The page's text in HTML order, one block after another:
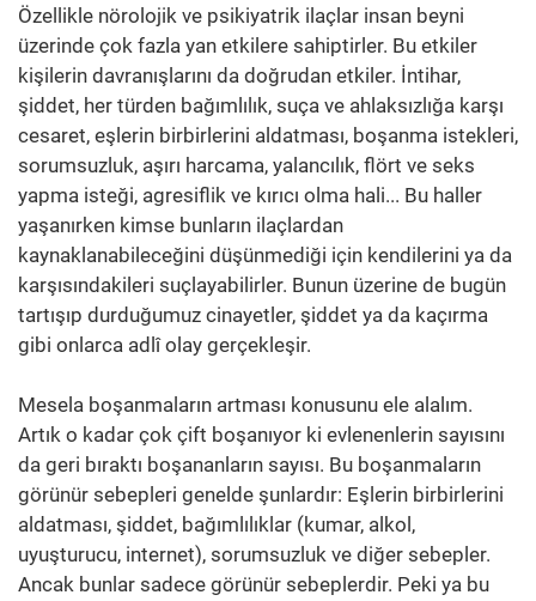
Özellikle nörolojik ve psikiyatrik ilaçlar insan beyni
üzerinde çok fazla yan etkilere sahiptirler. Bu etkiler
kişilerin davranışlarını da doğrudan etkiler. İntihar,
şiddet, her türden bağımlılık, suça ve ahlaksızlığa karşı
cesaret, eşlerin birbirlerini aldatması, boşanma istekleri,
sorumsuzluk, aşırı harcama, yalancılık, flört ve seks
yapma isteği, agresiflik ve kırıcı olma hali... Bu haller
yaşanırken kimse bunların ilaçlardan
kaynaklanabileceğini düşünmediği için kendilerini ya da
karşısındakileri suçlayabilirler. Bunun üzerine de bugün
tartışıp durduğumuz cinayetler, şiddet ya da kaçırma
gibi onlarca adlî olay gerçekleşir.
Mesela boşanmaların artması konusunu ele alalım.
Artık o kadar çok çift boşanıyor ki evlenenlerin sayısını
da geri bıraktı boşananların sayısı. Bu boşanmaların
görünür sebepleri genelde şunlardır: Eşlerin birbirlerini
aldatması, şiddet, bağımlılıklar (kumar, alkol,
uyuşturucu, internet), sorumsuzluk ve diğer sebepler.
Ancak bunlar sadece görünür sebeplerdir. Peki ya bu